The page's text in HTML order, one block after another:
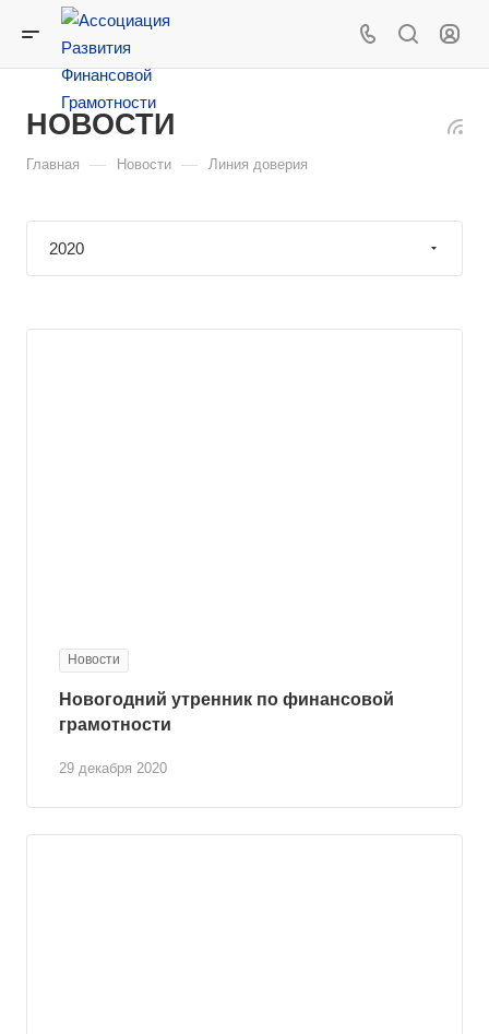
НОВОСТИ
Главная — Новости — Линия доверия
2020
Новости
29 декабря 2020
Новогодний утренник по финансовой
грамотности